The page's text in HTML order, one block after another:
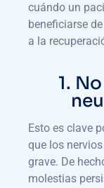
cuándo un
beneficiarse
a la
1.
Esto es clave
que los
grave. De
molestias